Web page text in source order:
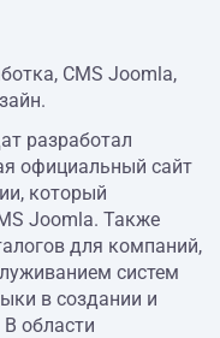
CMS Joomla,
разработал
официальный сайт
который
Joomla. Также
для компаний,
систем
в создании и
области